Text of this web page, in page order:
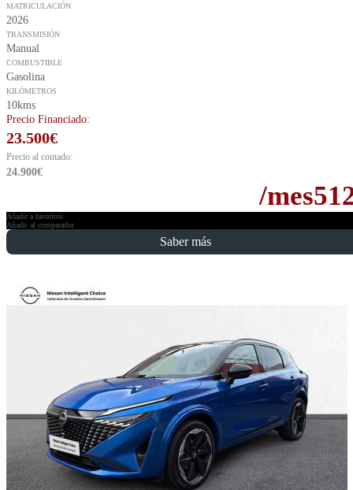
MATRICULACIÓN
2026
TRANSMISIÓN
Manual
COMBUSTIBLE
Gasolina
KILÓMETROS
10kms
Precio Financiado:
23.500€
Precio al contado:
24.900€
/mes
Añadir a favoritos
Añadir al comparador
Saber más